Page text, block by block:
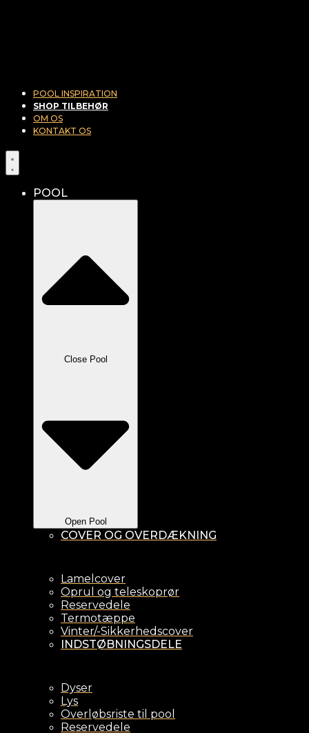
POOL INSPIRATION
SHOP TILBEHØR
OM OS
KONTAKT OS
POOL
Close Pool
Open Pool
COVER OG OVERDÆKNING
Lamelcover
Oprul og teleskoprør
Reservedele
Termotæppe
Vinter/-Sikkerhedscover
INDSTØBNINGSDELE
Dyser
Lys
Overløbsriste til pool
Reservedele